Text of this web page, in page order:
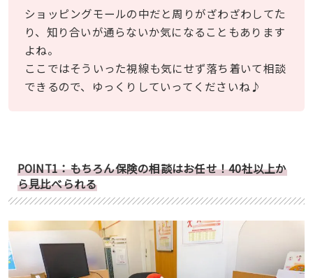
ショッピングモールの中だと周りがざわざわしてた
り、知り合いが通らないか気になることもあります
よね。
ここではそういった視線も気にせず落ち着いて相談
できるので、ゆっくりしていってくださいね♪
POINT1：もちろん保険の相談はお任せ！40社以上か
ら見比べられる